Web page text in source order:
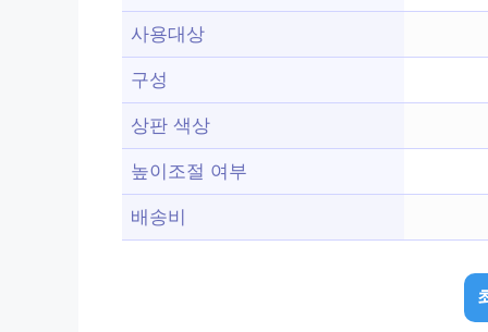
사용대상
구성
상판 색상
높이조절 여부
배송비